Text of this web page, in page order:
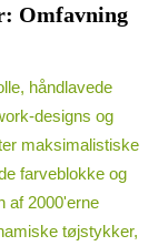
Omfavning
håndlavede
designs og
maksimalistiske
farveblokke og
af 2000'erne
tøjstykker,